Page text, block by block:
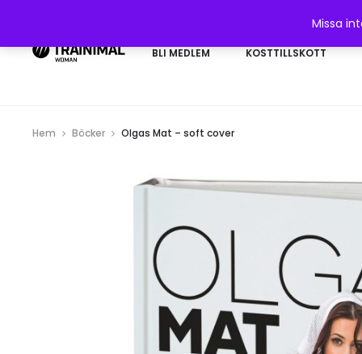
Missa
BLI MEDLEM KOSTTILLSKOTT
Hem Böcker Olgas Mat – soft cover